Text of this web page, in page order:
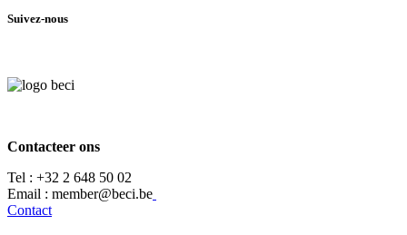
Suivez-nous
Contacteer ons
Tel : +32 2 648 50 02​
​​Email : member@beci.be
Contact